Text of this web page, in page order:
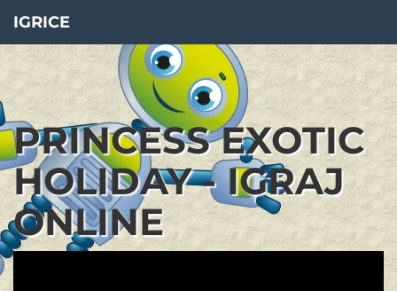
IGRICE
PRINCESS EXOTIC
HOLIDAY - IGRAJ
ONLINE